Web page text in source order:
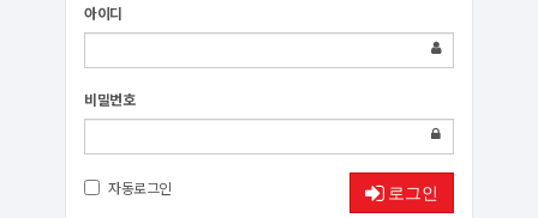
아이디
비밀번호
자동로그인 로그인